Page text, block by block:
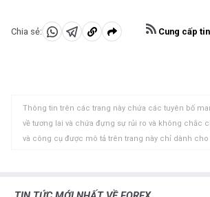
Chia sẻ:
Chia Chia Sao
tạm
Cung cấp
Thông tin trên các trang này chứa các tuyên bố
về tương lai và chứa đựng sự rủi ro và không chắc
và công cụ được mô tả trên trang này chỉ dành